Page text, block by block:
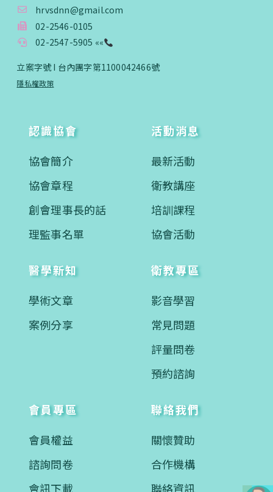
hrvsdnn@gmail.com
02-2546-0105
02-2547-5905 ««
立案字號 I 台內團字第1100042466號
隱私權政策
認識協會
協會簡介
協會章程
創會理事長的話
理監事名單
活動消息
最新活動
衛教講座
培訓課程
協會活動
醫學新知
學術文章
案例分享
衛教專區
影音學習
常見問題
評量問卷
預約諮詢
會員專區
會員權益
諮詢問卷
會訊下載
聯絡我們
關懷贊助
合作機構
聯絡資訊